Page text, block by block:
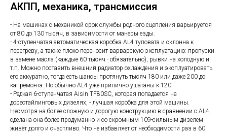
АКПП, механика, трансмиссия
- На машинах с механикой срок службы родного сцепления варьируется
от 80 до 130 тысяч, в зависимости от манеры езды.
- 4-ступенчатая автоматическая коробка AL4 туповата и склонна к
перегреву, а также плохо переносит варварскую эксплуатацию: пропуски
в замене масла (каждые 60 тысяч - обязательно), рывки на холодную и
т.п. Можно поставить внешний радиатор охлаждения и эксплуатировать
его аккуратно, тогда есть шансы протянуть тысяч 180 или даже 200 до
капремонта. Но обычно AL4 уже прилично ушатаны к 120.
- Редкая 6-ступенчатая Aisin TF80SC, которая попадается на
дорестайлинговых дизелях, - лучшая коробка для этой машины.
Несмотря на более сложную и дорогую конструкцию в сравнении с AL4,
сделана она более продуманно и со скромным 109-сильным дизелем
живёт долго и счастливо. Что не избавляет от необходимости раз в 60